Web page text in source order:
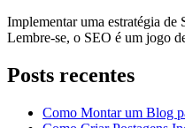
Implementar uma estratégia de
Lembre-se, o SEO é um jogo
Posts recentes
Como Montar um Blog